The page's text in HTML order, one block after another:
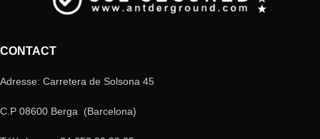
CONTACT
Adresse: Carretera de Solsona 45
C.P 08600 Berga (Barcelona)